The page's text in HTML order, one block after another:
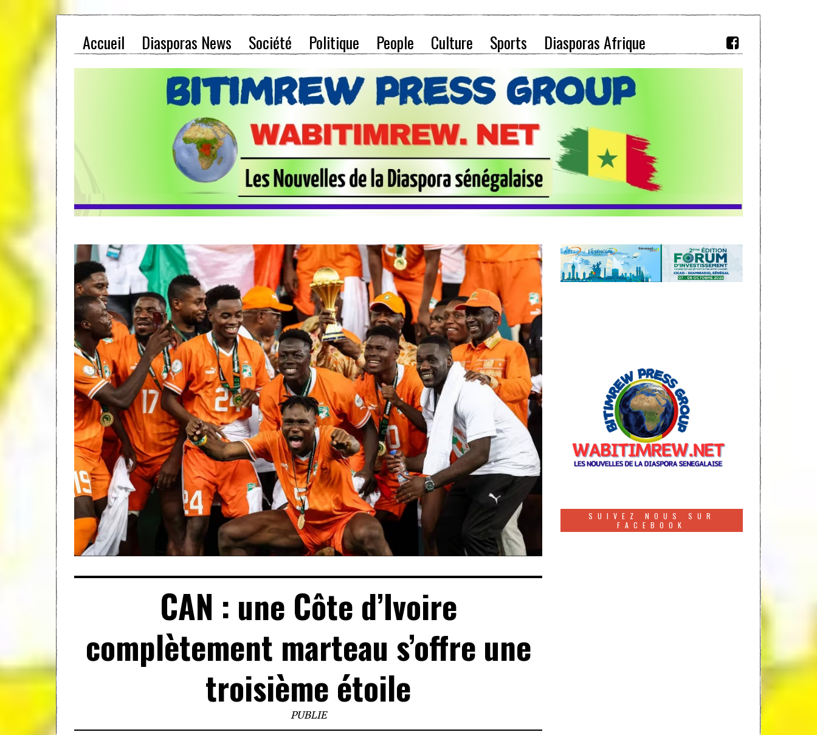
Accueil Diasporas News Société Politique People Culture Sports Diasporas Afrique
CAN : une Côte d’Ivoire
complètement marteau s’offre une
troisième étoile
PUBLIE
SUIVEZ NOUS SUR
FACEBOOK